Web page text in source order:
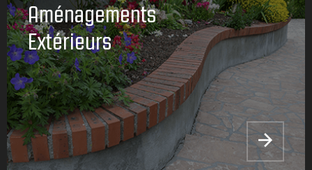
Aménagements
Extérieurs